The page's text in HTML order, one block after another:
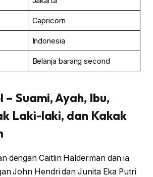
Capricorn
Indonesia
Belanja barang second
– Suami, Ayah, Ibu,
Laki-laki, dan Kakak
dengan Caitlin Halderman dan ia
John Hendri dan Junita Eka Putri